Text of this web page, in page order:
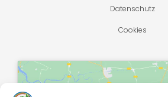
Datenschutz
Cookies